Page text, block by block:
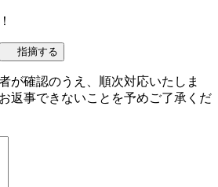
指摘する
が確認のうえ、順次対応いたしま
返事できないことを予めご了承くだ